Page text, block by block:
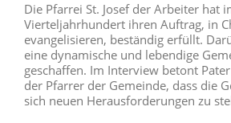
Die Pfarrei St. Josef der Arbeiter hat
Vierteljahrhundert ihren Auftrag, in
evangelisieren, beständig erfüllt.
eine dynamische und lebendige
geschaffen. Im Interview betont
der Pfarrer der Gemeinde, dass die
sich neuen Herausforderungen zu